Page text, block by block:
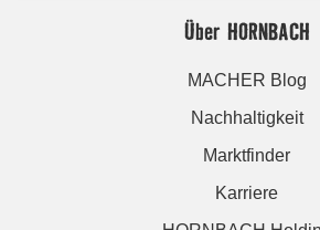
Über HORNBACH
MACHER Blog
Nachhaltigkeit
Marktfinder
Karriere